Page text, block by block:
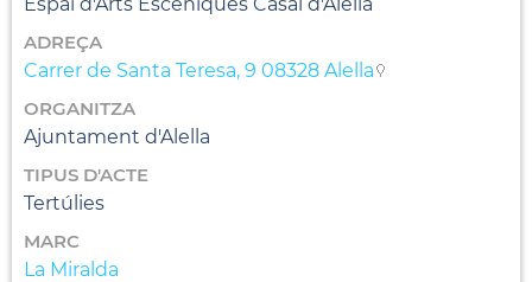
ADREÇA
Carrer de Santa Teresa, 9 08328 Alella
ORGANITZA
Ajuntament d'Alella
TIPUS D'ACTE
Tertúlies
MARC
La Miralda